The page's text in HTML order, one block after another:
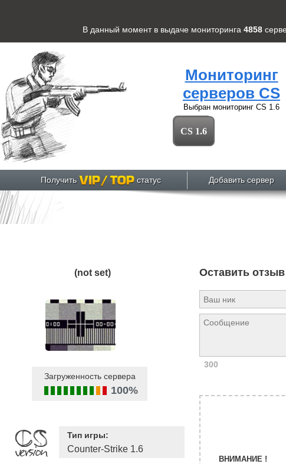
В данный момент в выдаче мониторинга 4858
Мониторинг
серверов CS
Выбран мониторинг CS 1.6
CS 1.6
Получить статус Добавить сервер
(not set)
Загруженность сервера
100%
Тип игры:
Counter-Strike 1.6
Оставить отзыв
300
ВНИМАНИЕ !